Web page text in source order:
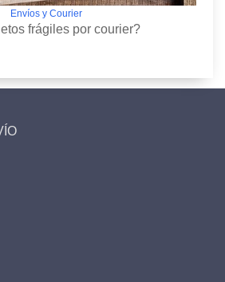
Envíos y Courier
frágiles por courier?